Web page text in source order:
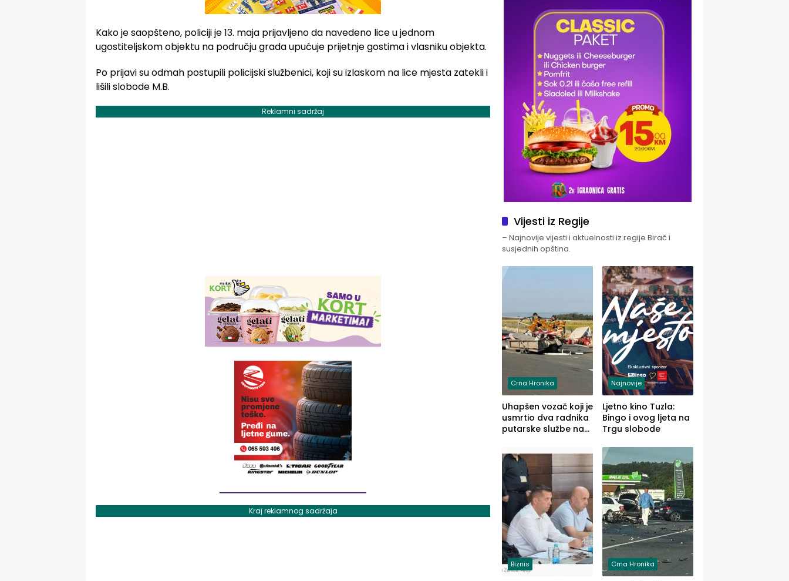
Kako je saopšteno, policiji je 13. maja prijavljeno da navedeno lice u jednom
ugostiteljskom objektu na području grada upućuje prijetnje gostima i vlasniku objekta.
Po prijavi su odmah postupili policijski službenici, koji su izlaskom na lice mjesta zatekli i
lišili slobode M.B.
Reklamni sadržaj
Kraj reklamnog sadržaja
Vijesti iz Regije
– Najnovije vijesti i aktuelnosti iz regije Birač i
susjednih opština.
Crna Hronika
Uhapšen vozač koji je
usmrtio dva radnika
putarske službe na
prema Šapcu
(FOTO)
Najnovije
Ljetno kino Tuzla:
Bingo i ovog ljeta na
Trgu slobode
Biznis Crna Hronika